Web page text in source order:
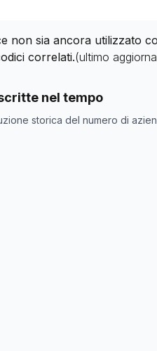
non sia ancora utilizzato
correlati.(ultimo
nel tempo
storica del numero di
con codice ATECO